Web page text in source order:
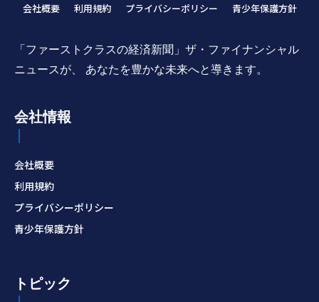
会社概要 利用規約 プライバシーポリシー 青少年保護方針
「ファーストクラスの経済新聞」ザ・ファイナンシャル
ニュースが、 あなたを豊かな未来へと導きます。
会社情報
会社概要
利用規約
プライバシーポリシー
青少年保護方針
トピック